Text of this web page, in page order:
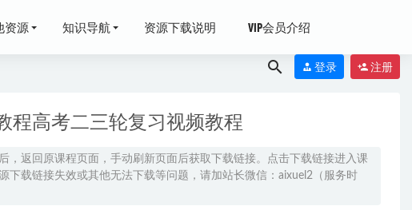
资源 知识导航 资源下载说明 VIP会员介绍
登录 注册
程高考二三轮复习视频教程
，返回原课程页面，手动刷新页面后获取下载链接。点击下载链接进入课
下载链接失效或其他无法下载等问题，请加站长微信：aixuel2（服务时
学视频/视频教程